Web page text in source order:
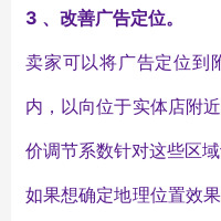
3 、改善广告定位。
卖家可以将广告定位到
内，以向位于实体店附
价调节系数针对这些区域
如果想确定地理位置效